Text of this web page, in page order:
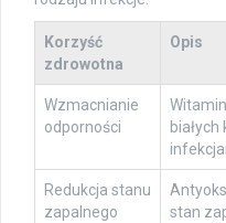
Korzyść
zdrowotna
Opis
Wzmacnianie
odporności
Redukcja stanu
zapalnego
stan